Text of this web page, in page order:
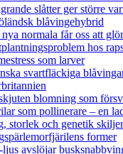
slåtter ger större
blåvingehybrid
normala får oss att
hos
som larver
svartfläckiga
blomning som
som pollinerare – en
storlek och genetik skiljer
former
avslöjar